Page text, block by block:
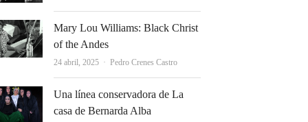
Mary Lou Williams: Black Christ
of the Andes
24 abril, 2025 Autor
Pedro Crenes Castro
Una línea conservadora de La
casa de Bernarda Alba